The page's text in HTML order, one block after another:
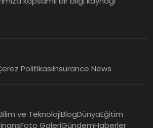
EY Küresel Siber Güvenlik
Dayanıklılık
PolitikasıInsurance News
ve TeknolojiBlogDünyaEğitim
Foto GaleriGündemHaberler